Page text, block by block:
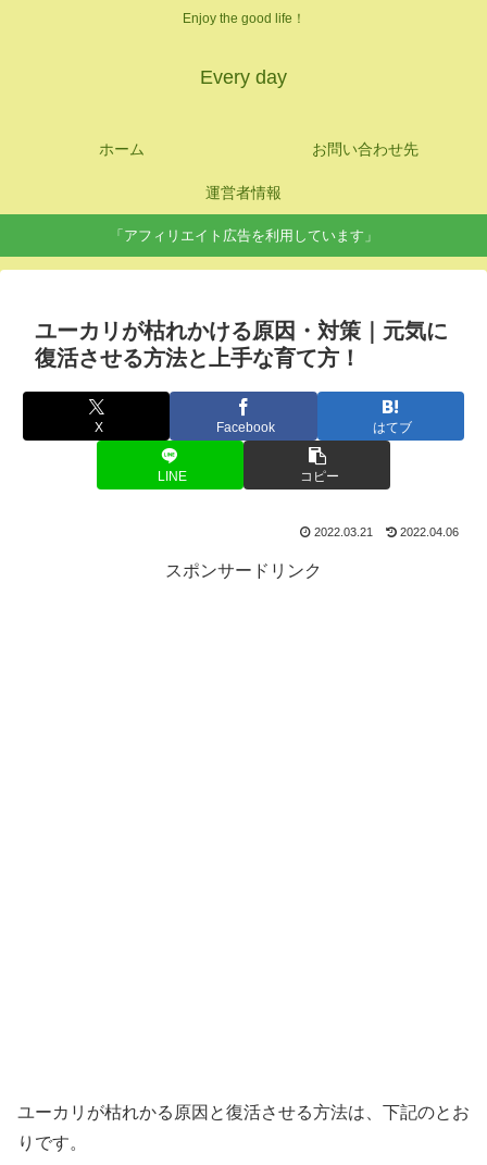
Enjoy the good life！
Every day
ホーム お問い合わせ先
運営者情報
「アフィリエイト広告を利用しています」
ユーカリが枯れかける原因・対策｜元気に
復活させる方法と上手な育て方！
X Facebook はてブ
LINE コピー
2022.03.21 2022.04.06
スポンサードリンク
ユーカリが枯れかる原因と復活させる方法は、下記のとお
りです。